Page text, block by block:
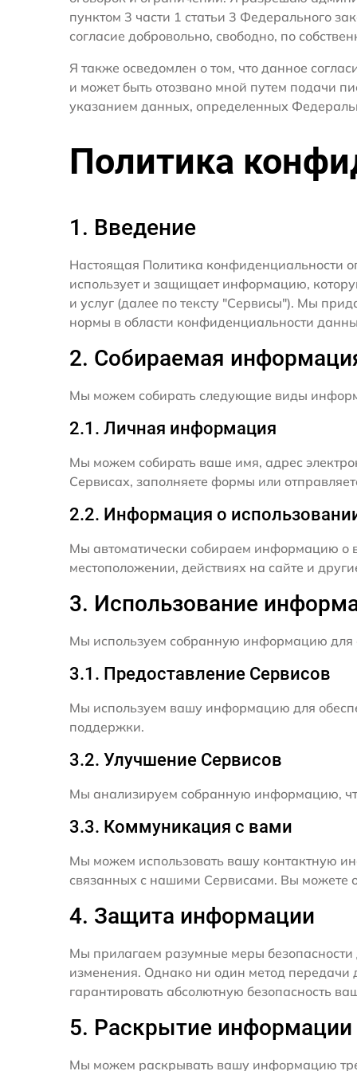
пунктом 3 части 1 статьи 3 Федерального
согласие добровольно, свободно, по
Я также осведомлен о том, что данное
и может быть отозвано мной путем подачи
указанием данных, определенных
Политика
1. Введение
Настоящая Политика конфиденциальности
использует и защищает информацию,
и услуг (далее по тексту "Сервисы"). Мы
нормы в области конфиденциальности
2. Собираемая
Мы можем собирать следующие виды
2.1. Личная информация
Мы можем собирать ваше имя, адрес
Сервисах, заполняете формы или
2.2. Информация о
Мы автоматически собираем информацию о
местоположении, действиях на сайте и
3. Использование
Мы используем собранную информацию для
3.1. Предоставление Сервисов
Мы используем вашу информацию для
поддержки.
3.2. Улучшение Сервисов
Мы анализируем собранную информацию,
3.3. Коммуникация с вами
Мы можем использовать вашу контактную
связанных с нашими Сервисами. Вы можете
4. Защита информации
Мы прилагаем разумные меры
изменения. Однако ни один метод
гарантировать абсолютную безопасность
5. Раскрытие
Мы можем раскрывать вашу информацию